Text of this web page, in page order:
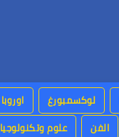
لوكسمبورغ اوروبا
الفن علوم وتكنولوجيا